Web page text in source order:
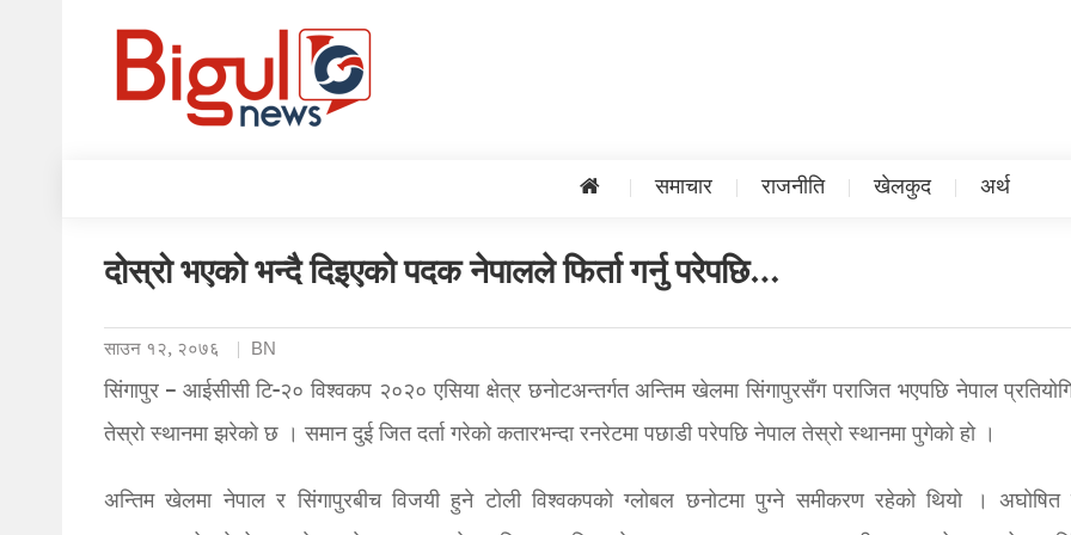
समाचार राजनीति खेलकुद अर्थ
दोस्रो भएको भन्दै दिइएको पदक नेपालले फिर्ता गर्नु परेपछि…
साउन १२, २०७६ BN
सिंगापुर – आईसीसी टि-२० विश्वकप २०२० एसिया क्षेत्र छनोटअन्तर्गत अन्तिम खेलमा सिंगापुरसँग पराजित भएपछि नेपाल
तेस्रो स्थानमा झरेको छ । समान दुई जित दर्ता गरेको कतारभन्दा रनरेटमा पछाडी परेपछि नेपाल तेस्रो स्थानमा पुगेको हो ।
अन्तिम खेलमा नेपाल र सिंगापुरबीच विजयी हुने टोली विश्वकपको ग्लोबल छनोटमा पुग्ने समीकरण रहेको थियो । अघोषित